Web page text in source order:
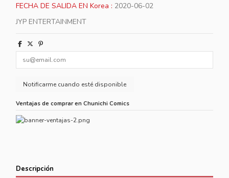
FECHA DE SALIDA EN Korea : 2020-06-02
JYP ENTERTAINMENT
Ventajas de comprar en Chunichi Comics
Descripción